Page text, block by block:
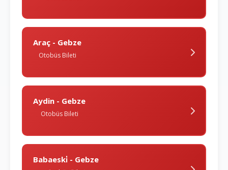
Araç - Gebze
Otobüs Bileti
Aydin - Gebze
Otobüs Bileti
Babaeski̇ - Gebze